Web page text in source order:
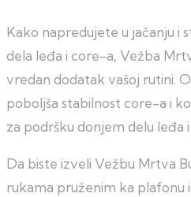
Kako napredujete u jačanju i
dela leđa i core-a, Vežba
vredan dodatak vašoj rutini.
poboljša stabilnost core-a i
za podršku donjem delu leđa
Da biste izveli Vežbu Mrtva
rukama pruženim ka plafonu